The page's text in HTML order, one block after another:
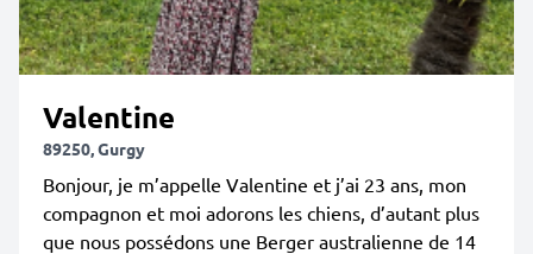
Valentine
89250, Gurgy
Bonjour, je m’appelle Valentine et j’ai 23 ans, mon
compagnon et moi adorons les chiens, d’autant plus
que nous possédons une Berger australienne de 14